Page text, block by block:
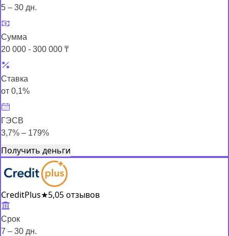
5 – 30 дн.
Сумма
20 000 - 300 000 ₸
Ставка
от 0,1%
ГЭСВ
3,7% – 179%
Получить деньги
CreditPlus★5,05 отзывов
Срок
7 – 30 дн.